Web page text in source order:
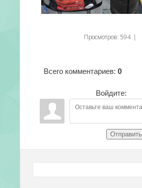
Просмотров: 594 |
Всего комментариев: 0
Войдите:
Отправить